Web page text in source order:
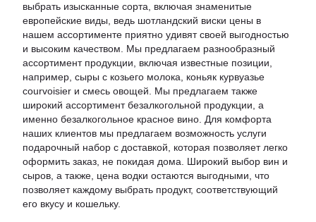
выбрать изысканные сорта, включая знаменитые
европейские виды, ведь шотландский виски цены в
нашем ассортименте приятно удивят своей выгодностью
и высоким качеством. Мы предлагаем разнообразный
ассортимент продукции, включая известные позиции,
например, сыры с козьего молока, коньяк курвуазье
courvoisier и смесь овощей. Мы предлагаем также
широкий ассортимент безалкогольной продукции, а
именно безалкогольное красное вино. Для комфорта
наших клиентов мы предлагаем возможность услуги
подарочный набор с доставкой, которая позволяет легко
оформить заказ, не покидая дома. Широкий выбор вин и
сыров, а также, цена водки остаются выгодными, что
позволяет каждому выбрать продукт, соответствующий
его вкусу и кошельку.